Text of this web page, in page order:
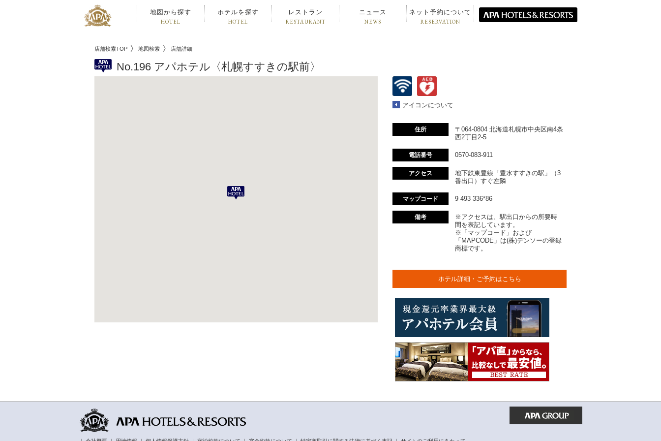
地図から探す
HOTEL
ホテルを探す
HOTEL
レストラン
RESTAURANT
ニュース
NEWS
ネット予約について
RESERVATION
店舗検索TOP 地図検索 店舗詳細
No.196 アパホテル〈札幌すすきの駅前〉
アイコンについて
住所
〒064-0804 北海道札幌市中央区南4条
西2丁目2-5
電話番号 0570-083-911
アクセス
地下鉄東豊線「豊水すすきの駅」（3
番出口）すぐ左隣
マップコード 9 493 336*86
備考
※アクセスは、駅出口からの所要時
間を表記しています。
※「マップコード」および
「MAPCODE」は(株)デンソーの登録
商標です。
ホテル詳細・ご予約はこちら